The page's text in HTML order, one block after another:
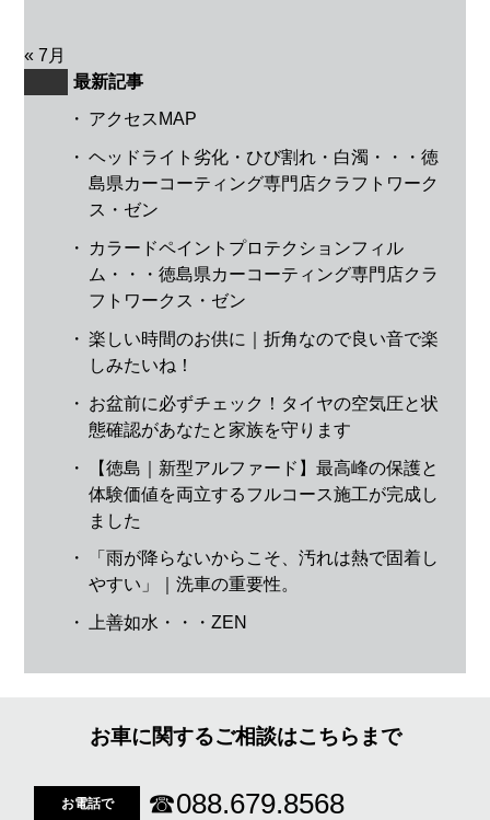
« 7月
最新記事
・ アクセスMAP
・ ヘッドライト劣化・ひび割れ・白濁・・・徳
島県カーコーティング専門店クラフトワーク
ス・ゼン
・
カラードペイントプロテクションフィル
ム・・・徳島県カーコーティング専門店クラ
フトワークス・ゼン
・ 楽しい時間のお供に｜折角なので良い音で楽
しみたいね！
・ お盆前に必ずチェック！タイヤの空気圧と状
態確認があなたと家族を守ります
・
【徳島｜新型アルファード】最高峰の保護と
体験価値を両立するフルコース施工が完成し
ました
・
「雨が降らないからこそ、汚れは熱で固着し
やすい」｜洗車の重要性。
・ 上善如水・・・ZEN
お車に関するご相談はこちらまで
お電話で ☎088.679.8568